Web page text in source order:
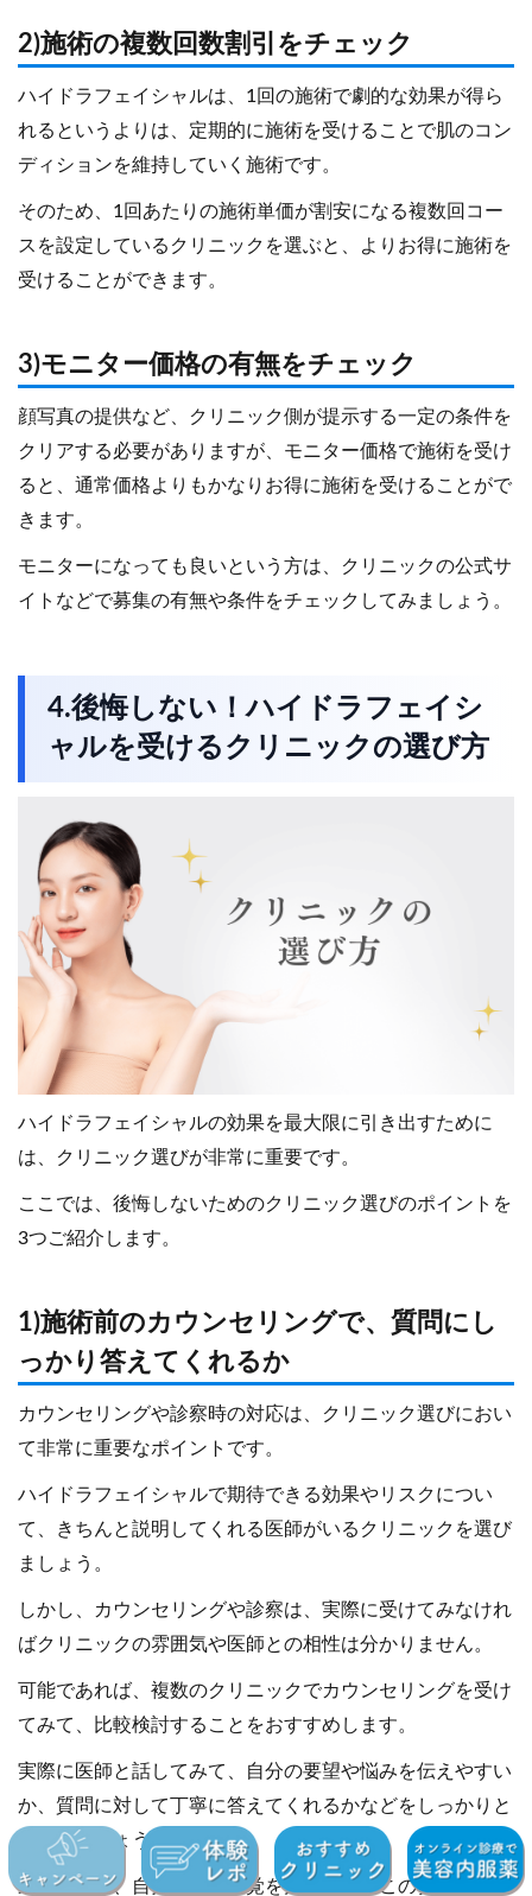
2)施術の複数回数割引をチェック
ハイドラフェイシャルは、1回の施術で劇的な効果が得ら
れるというよりは、定期的に施術を受けることで肌のコン
ディションを維持していく施術です。
そのため、1回あたりの施術単価が割安になる複数回コー
スを設定しているクリニックを選ぶと、よりお得に施術を
受けることができます。
3)モニター価格の有無をチェック
顔写真の提供など、クリニック側が提示する一定の条件を
クリアする必要がありますが、モニター価格で施術を受け
ると、通常価格よりもかなりお得に施術を受けることがで
きます。
モニターになっても良いという方は、クリニックの公式サ
イトなどで募集の有無や条件をチェックしてみましょう。
4.後悔しない！ハイドラフェイシ
ャルを受けるクリニックの選び方
ハイドラフェイシャルの効果を最大限に引き出すために
は、クリニック選びが非常に重要です。
ここでは、後悔しないためのクリニック選びのポイントを
3つご紹介します。
1)施術前のカウンセリングで、質問にし
っかり答えてくれるか
カウンセリングや診察時の対応は、クリニック選びにおい
て非常に重要なポイントです。
ハイドラフェイシャルで期待できる効果やリスクについ
て、きちんと説明してくれる医師がいるクリニックを選び
ましょう。
しかし、カウンセリングや診察は、実際に受けてみなけれ
ばクリニックの雰囲気や医師との相性は分かりません。
可能であれば、複数のクリニックでカウンセリングを受け
てみて、比較検討することをおすすめします。
実際に医師と話してみて、自分の要望や悩みを伝えやすい
か、質問に対して丁寧に答えてくれるかなどをしっかりと
見極めましょう。
最終的には、自分自身の感覚を大切に、「このクリニック